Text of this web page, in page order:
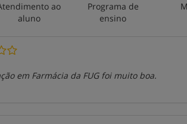
ao
aluno
Programa de
ensino
em Farmácia da FUG foi muito boa.